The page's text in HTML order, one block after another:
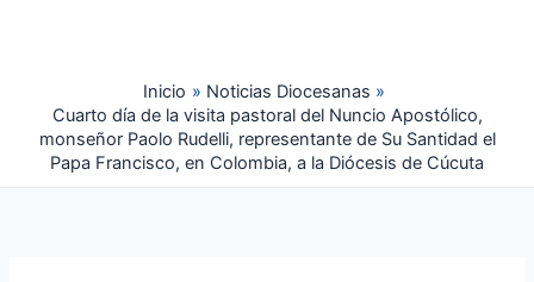
Inicio
Noticias Diocesanas
Cuarto día de la visita pastoral del Nuncio Apostólico,
monseñor Paolo Rudelli, representante de Su Santidad el
Papa Francisco, en Colombia, a la Diócesis de Cúcuta